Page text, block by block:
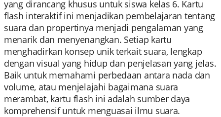
yang dirancang khusus untuk siswa kelas 6. Kartu
flash interaktif ini menjadikan pembelajaran tentang
suara dan propertinya menjadi pengalaman yang
menarik dan menyenangkan. Setiap kartu
menghadirkan konsep unik terkait suara, lengkap
dengan visual yang hidup dan penjelasan yang jelas.
Baik untuk memahami perbedaan antara nada dan
volume, atau menjelajahi bagaimana suara
merambat, kartu flash ini adalah sumber daya
komprehensif untuk menguasai ilmu suara.